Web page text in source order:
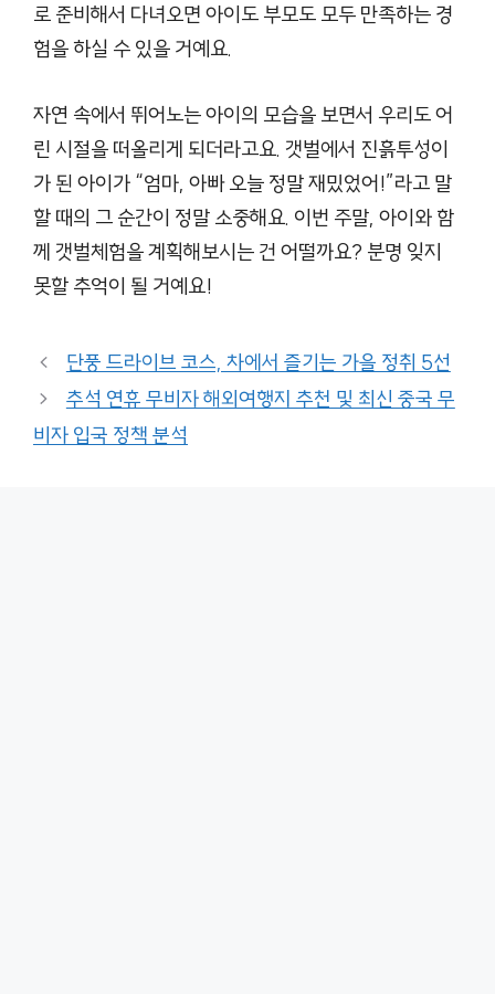
로 준비해서 다녀오면 아이도 부모도 모두 만족하는 경
험을 하실 수 있을 거예요.
자연 속에서 뛰어노는 아이의 모습을 보면서 우리도 어
린 시절을 떠올리게 되더라고요. 갯벌에서 진흙투성이
가 된 아이가 “엄마, 아빠 오늘 정말 재밌었어!”라고 말
할 때의 그 순간이 정말 소중해요. 이번 주말, 아이와 함
께 갯벌체험을 계획해보시는 건 어떨까요? 분명 잊지
못할 추억이 될 거예요!
단풍 드라이브 코스, 차에서 즐기는 가을 정취 5선
추석 연휴 무비자 해외여행지 추천 및 최신 중국 무
비자 입국 정책 분석